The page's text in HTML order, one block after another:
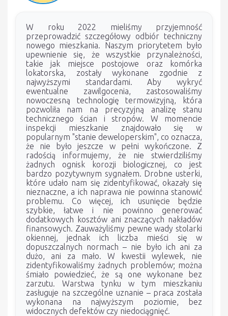
W roku 2022 mieliśmy przyjemność
przeprowadzić szczegółowy odbiór techniczny
nowego mieszkania. Naszym priorytetem było
upewnienie się, że wszystkie przynależności,
takie jak miejsce postojowe oraz komórka
lokatorska, zostały wykonane zgodnie z
najwyższymi standardami. Aby wykryć
ewentualne zawilgocenia, zastosowaliśmy
nowoczesną technologię termowizyjną, która
pozwoliła nam na precyzyjną analizę stanu
technicznego ścian i stropów. W momencie
inspekcji mieszkanie znajdowało się w
popularnym "stanie deweloperskim", co oznacza,
że nie było jeszcze w pełni wykończone. Z
radością informujemy, że nie stwierdziliśmy
żadnych ognisk korozji biologicznej, co jest
bardzo pozytywnym sygnałem. Drobne usterki,
które udało nam się zidentyfikować, okazały się
nieznaczne, a ich naprawa nie powinna stanowić
problemu. Co więcej, ich usunięcie będzie
szybkie, łatwe i nie powinno generować
dodatkowych kosztów ani znaczących nakładów
finansowych. Zauważyliśmy pewne wady stolarki
okiennej, jednak ich liczba mieści się w
dopuszczalnych normach – nie było ich ani za
dużo, ani za mało. W kwestii wylewek, nie
zidentyfikowaliśmy żadnych problemów; można
śmiało powiedzieć, że są one wykonane bez
zarzutu. Warstwa tynku w tym mieszkaniu
zasługuje na szczególne uznanie – praca została
wykonana na najwyższym poziomie, bez
widocznych defektów czy niedociągnięć.